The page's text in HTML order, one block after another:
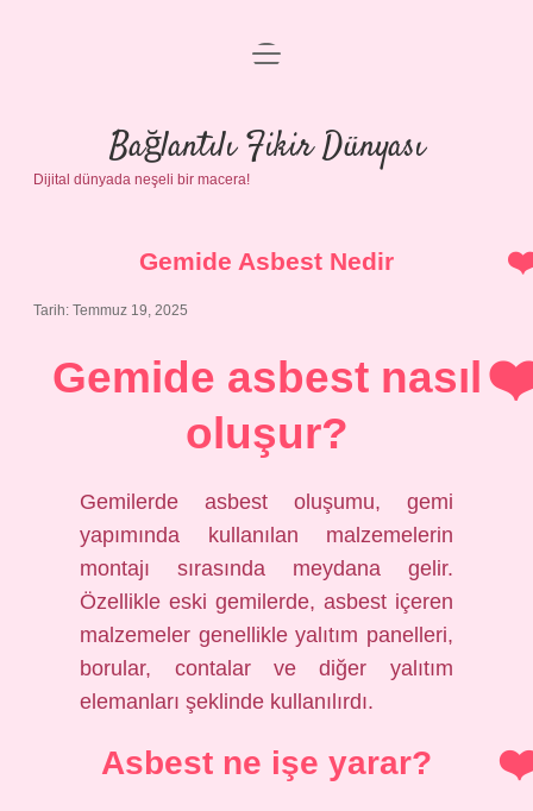
Anasayfa
Gizlilik Politikası
Yasal Uyarı
menüyü
Bağlantılı Fikir Dünyası
Dijital dünyada neşeli bir macera!
Gemide Asbest Nedir
Tarih: Temmuz 19, 2025
Gemide asbest nasıl
oluşur?
Gemilerde asbest oluşumu, gemi
yapımında kullanılan malzemelerin
montajı sırasında meydana gelir.
Özellikle eski gemilerde, asbest içeren
malzemeler genellikle yalıtım panelleri,
borular, contalar ve diğer yalıtım
elemanları şeklinde kullanılırdı.
Asbest ne işe yarar?